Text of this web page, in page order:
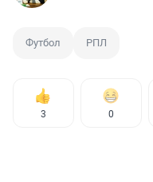
Футбол РПЛ
3 0